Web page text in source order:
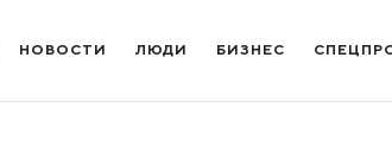
НОВОСТИ ЛЮДИ БИЗНЕС